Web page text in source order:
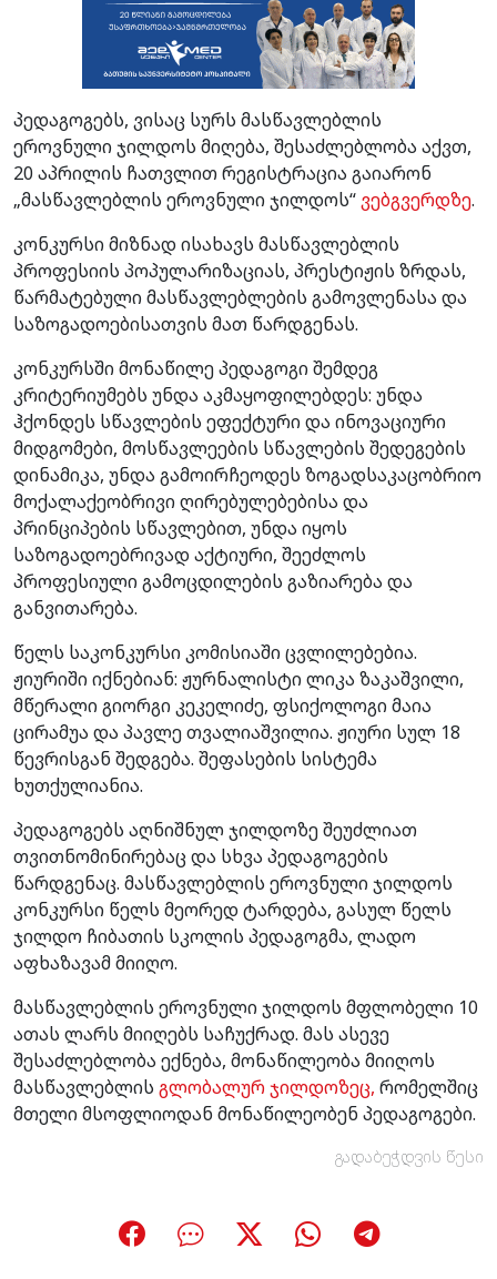
პედაგოგებს, ვისაც სურს მასწავლებლის
ეროვნული ჯილდოს მიღება, შესაძლებლობა აქვთ,
20 აპრილის ჩათვლით რეგისტრაცია გაიარონ
„მასწავლებლის ეროვნული ჯილდოს“ვებგვერდზე.
კონკურსი მიზნად ისახავს მასწავლებლის
პროფესიის პოპულარიზაციას, პრესტიჟის ზრდას,
წარმატებული მასწავლებლების გამოვლენასა და
საზოგადოებისათვის მათ წარდგენას.
კონკურსში მონაწილე პედაგოგი შემდეგ
კრიტერიუმებს უნდა აკმაყოფილებდეს: უნდა
ჰქონდეს სწავლების ეფექტური და ინოვაციური
მიდგომები, მოსწავლეების სწავლების შედეგების
დინამიკა, უნდა გამოირჩეოდეს ზოგადსაკაცობრიო
მოქალაქეობრივი ღირებულებებისა და
პრინციპების სწავლებით, უნდა იყოს
საზოგადოებრივად აქტიური, შეეძლოს
პროფესიული გამოცდილების გაზიარება და
განვითარება.
წელს საკონკურსი კომისიაში ცვლილებებია.
ჟიურიში იქნებიან: ჟურნალისტი ლიკა ზაკაშვილი,
მწერალი გიორგი კეკელიძე, ფსიქოლოგი მაია
ცირამუა და პავლე თვალიაშვილია. ჟიური სულ 18
წევრისგან შედგება. შეფასების სისტემა
ხუთქულიანია.
პედაგოგებს აღნიშნულ ჯილდოზე შეუძლიათ
თვითნომინირებაც და სხვა პედაგოგების
წარდგენაც. მასწავლებლის ეროვნული ჯილდოს
კონკურსი წელს მეორედ ტარდება, გასულ წელს
ჯილდო ჩიბათის სკოლის პედაგოგმა, ლადო
აფხაზავამ მიიღო.
მასწავლებლის ეროვნული ჯილდოს მფლობელი 10
ათას ლარს მიიღებს საჩუქრად. მას ასევე
შესაძლებლობა ექნება, მონაწილეობა მიიღოს
მასწავლებლის გლობალურ ჯილდოზეც, რომელშიც
მთელი მსოფლიოდან მონაწილეობენ პედაგოგები.
გადაბეჭდვის წესი